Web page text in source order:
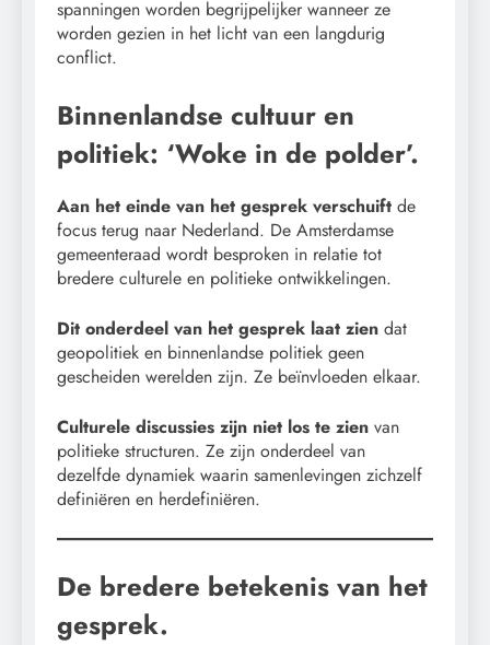
spanningen worden begrijpelijker wanneer ze
worden gezien in het licht van een langdurig
conflict.
Binnenlandse cultuur en
politiek: ‘Woke in de polder’.
Aan het einde van het gesprek verschuift de
focus terug naar Nederland. De Amsterdamse
gemeenteraad wordt besproken in relatie tot
bredere culturele en politieke ontwikkelingen.
Dit onderdeel van het gesprek laat zien dat
geopolitiek en binnenlandse politiek geen
gescheiden werelden zijn. Ze beïnvloeden elkaar.
Culturele discussies zijn niet los te zien van
politieke structuren. Ze zijn onderdeel van
dezelfde dynamiek waarin samenlevingen zichzelf
definiëren en herdefiniëren.
De bredere betekenis van het
gesprek.